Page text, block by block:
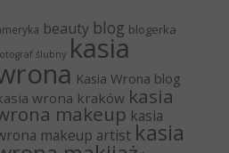
beauty blog blogerka
ślubny kasia
Kasia Wrona blog
wrona kraków kasia
makeup kasia
makeup artist kasia